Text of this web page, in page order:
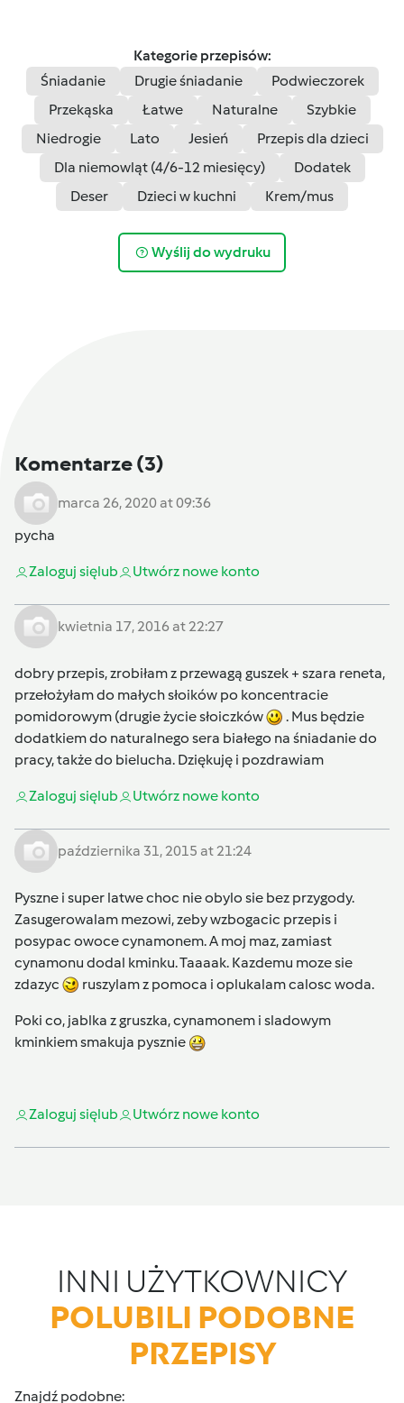
Kategorie przepisów:
Śniadanie
Drugie śniadanie
Podwieczorek
Przekąska
Łatwe Naturalne
Szybkie
Niedrogie
Lato Jesień
Przepis dla dzieci
Dla niemowląt (4/6-12 miesięcy)
Dodatek
Deser
Dzieci w kuchni Krem/mus
Wyślij do wydruku
Komentarze(3)
marca 26, 2020 at 09:36
pycha
Zaloguj sięlub Utwórz nowe konto
kwietnia 17, 2016 at 22:27
dobry przepis, zrobiłam z przewagą guszek + szara reneta,
przełożyłam do małych słoików po koncentracie
pomidorowym (drugie życie słoiczków
. Mus będzie
dodatkiem do naturalnego sera białego na śniadanie do
pracy, także do bielucha. Dziękuję i pozdrawiam
Zaloguj sięlub Utwórz nowe konto
października 31, 2015 at 21:24
Pyszne i super latwe choc nie obylo sie bez przygody.
Zasugerowalam mezowi, zeby wzbogacic przepis i
posypac owoce cynamonem. A moj maz, zamiast
cynamonu dodal kminku. Taaaak. Kazdemu moze sie
zdazyc
ruszylam z pomoca i oplukalam calosc woda.
Poki co, jablka z gruszka, cynamonem i sladowym
kminkiem smakuja pysznie
Zaloguj sięlub Utwórz nowe konto
INNI UŻYTKOWNICY
POLUBILI PODOBNE
PRZEPISY
Znajdź podobne: